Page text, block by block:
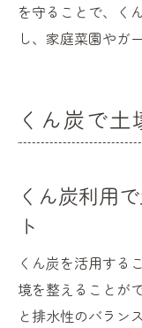
を守ることで、く
し、家庭菜園やガ
くん炭で
くん炭利用
ト
くん炭を活用する
境を整えることが
と排水性のバラン